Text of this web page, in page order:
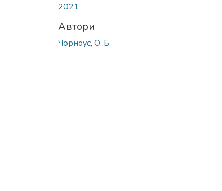
2021
Автори
Чорноус, О. Б.